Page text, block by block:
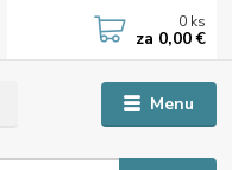
Menu
0 ks
za 0,00 €